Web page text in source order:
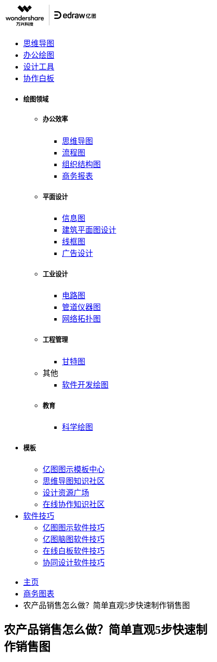
思维导图
办公绘图
设计工具
协作白板
绘图领域
办公效率
思维导图
流程图
组织结构图
商务报表
平面设计
信息图
建筑平面图设计
线框图
广告设计
工业设计
电路图
管道仪器图
网络拓扑图
工程管理
甘特图
其他
软件开发绘图
教育
科学绘图
模板
亿图图示模板中心
思维导图知识社区
设计资源广场
在线协作知识社区
软件技巧
亿图图示软件技巧
亿图脑图软件技巧
在线白板软件技巧
协同设计软件技巧
主页
商务图表
农产品销售怎么做？简单直观5步快速制作销售图
农产品销售怎么做？简单直观5步快速制
作销售图